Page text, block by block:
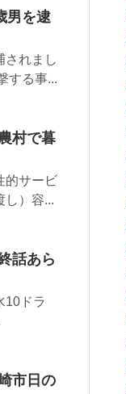
男を逮
されまし
する事...
村で暮
的サービ
し）容...
話あら
10ドラ
市日の